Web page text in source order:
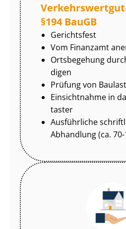
§194 BauGB
Gerichtsfest
Vom Finanzamt
Ortsbegehung
di­gen
Prüfung von
Einsichtnahme in
tas­ter
Ausführliche
Abhandlung (ca.